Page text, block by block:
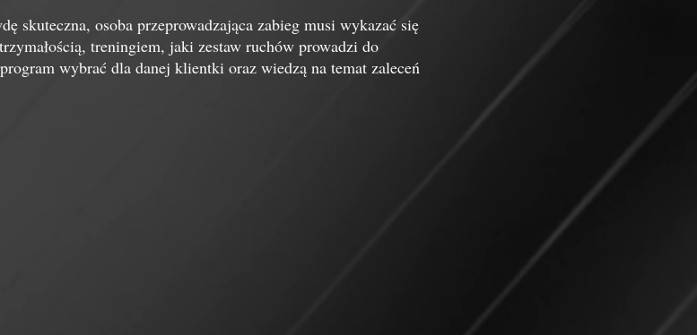
skuteczna, osoba przeprowadzająca zabieg musi wykazać się
treningiem, jaki zestaw ruchów prowadzi do
wybrać dla danej klientki oraz wiedzą na temat zaleceń